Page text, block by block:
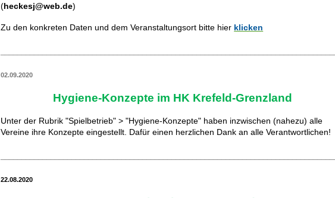
(heckesj@web.de)
Zu den konkreten Daten und dem Veranstaltungsort bitte hier klicken
02.09.2020
Hygiene-Konzepte im HK Krefeld-Grenzland
Unter der Rubrik "Spielbetrieb" > "Hygiene-Konzepte" haben inzwischen (nahezu) alle
Vereine ihre Konzepte eingestellt. Dafür einen herzlichen Dank an alle Verantwortlichen!
22.08.2020